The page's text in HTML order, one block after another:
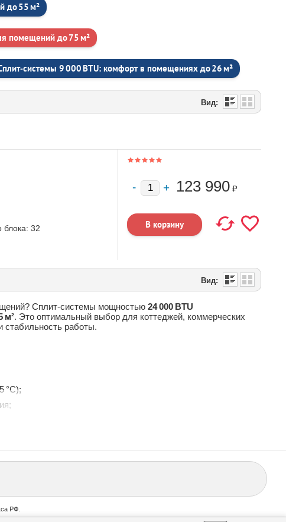
до 55 м²
помещений до 75 м²
9 000 BTU: комфорт в помещениях до 26 м²
Вид:
блока: 32
123 990 ₽
Вид:
Сплит‑системы мощностью 24 000 BTU
м². Это оптимальный выбор для коттеджей, коммерческих
стабильность работы.
°C);
РФ.